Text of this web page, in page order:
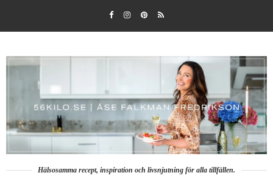
Hälsosamma recept, inspiration och livsnjutning för alla tillfällen.